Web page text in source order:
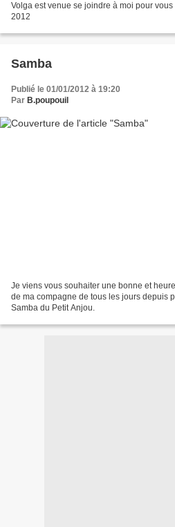
Volga est venue se joindre à moi pour
2012
Samba
Publié le 01/01/2012 à 19:20
Par B.poupouil
Je viens vous souhaiter une bonne et
de ma compagne de tous les jours depuis
Samba du Petit Anjou.